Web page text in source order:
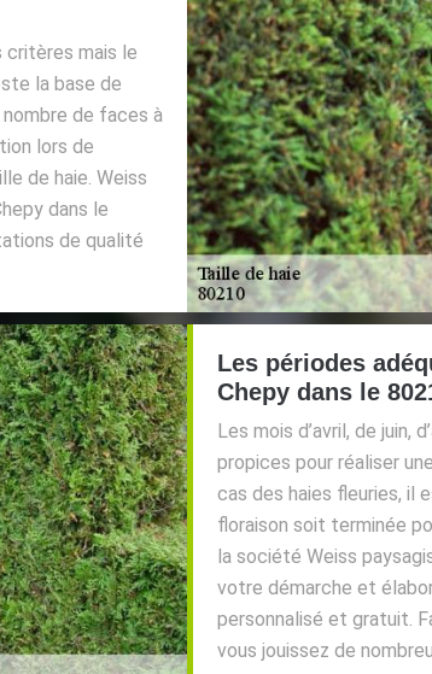
critères mais le
la base de
de faces à
lors de
de haie. Weiss
dans le
de qualité
Les périodes
Chepy dans le
Les mois d’avril, de juin,
propices pour réaliser
cas des haies fleuries, il
floraison soit terminée
la société Weiss
votre démarche et
personnalisé et gratuit.
vous jouissez de